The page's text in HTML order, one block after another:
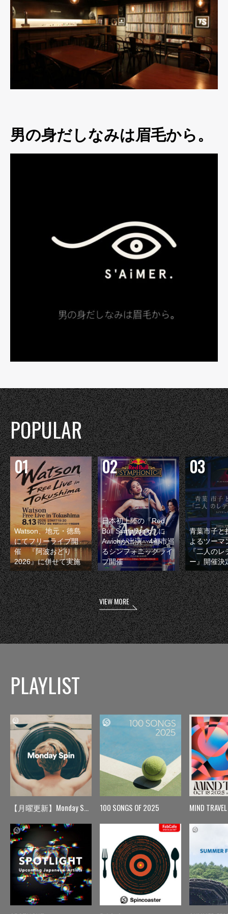
男の身だしなみは眉毛から。
POPULAR
Watson、地元・徳島
にてフリーライブ開
催 『阿波おどり
2026』に併せて実施
日本初上陸の『Red
Bull Symphonic』に
Awichが出演 4都市巡
るシンフォニックライ
ブ開催
青葉市子と
よるツーマ
『二人のレ
ー』開催決
VIEW MORE
PLAYLIST
【月曜更新】Monday Spin 100 SONGS OF 2025 MIND TRAVEL